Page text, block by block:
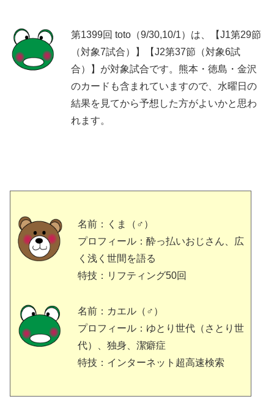
第1399回 toto（9/30,10/1）は、【J1第29節
（対象7試合）】【J2第37節（対象6試
合）】が対象試合です。熊本・徳島・金沢
のカードも含まれていますので、水曜日の
結果を見てから予想した方がよいかと思わ
れます。
名前：くま（♂）
プロフィール：酔っ払いおじさん、広
く浅く世間を語る
特技：リフティング50回
名前：カエル（♂）
プロフィール：ゆとり世代（さとり世
代）、独身、潔癖症
特技：インターネット超高速検索